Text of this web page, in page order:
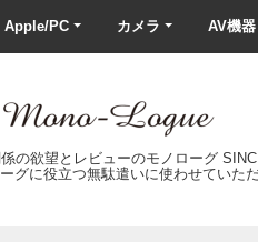
Apple/PC カメラ AV機
の欲望とレビューのモノローグ
グに役立つ無駄遣いに使わせていただ